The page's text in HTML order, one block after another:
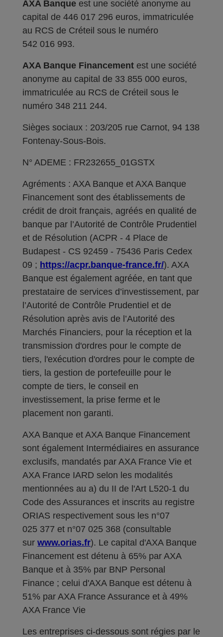
AXA Banque est une société anonyme au
capital de 446 017 296 euros, immatriculée
au RCS de Créteil sous le numéro
542 016 993.
AXA Banque Financement est une société
anonyme au capital de 33 855 000 euros,
immatriculée au RCS de Créteil sous le
numéro 348 211 244.
Sièges sociaux : 203/205 rue Carnot, 94 138
Fontenay-Sous-Bois.
N° ADEME : FR232655_01GSTX
Agréments : AXA Banque et AXA Banque
Financement sont des établissements de
crédit de droit français, agréés en qualité de
banque par l’Autorité de Contrôle Prudentiel
et de Résolution (ACPR - 4 Place de
Budapest - CS 92459 - 75436 Paris Cedex
09 ; https://acpr.banque-france.fr/). AXA
Banque est également agréée, en tant que
prestataire de services d’investissement, par
l’Autorité de Contrôle Prudentiel et de
Résolution après avis de l’Autorité des
Marchés Financiers, pour la réception et la
transmission d'ordres pour le compte de
tiers, l'exécution d'ordres pour le compte de
tiers, la gestion de portefeuille pour le
compte de tiers, le conseil en
investissement, la prise ferme et le
placement non garanti.
AXA Banque et AXA Banque Financement
sont également Intermédiaires en assurance
exclusifs, mandatés par AXA France Vie et
AXA France IARD selon les modalités
mentionnées au a) du II de l'Art L520-1 du
Code des Assurances et inscrits au registre
ORIAS respectivement sous les n°07
025 377 et n°07 025 368 (consultable
sur www.orias.fr). Le capital d'AXA Banque
Financement est détenu à 65% par AXA
Banque et à 35% par BNP Personal
Finance ; celui d'AXA Banque est détenu à
51% par AXA France Assurance et à 49%
AXA France Vie
Les entreprises ci-dessous sont régies par le